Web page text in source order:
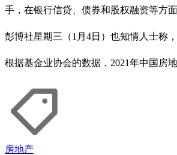
手，在银行信贷、债券和股权融资等方
彭博社星期三（1月4日）也知情人士称
根据基金业协会的数据，2021年中国房
房地产